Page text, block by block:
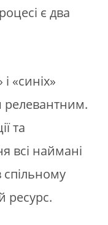
є два
«синіх»
релевантним.
та
всі наймані
ресурс.